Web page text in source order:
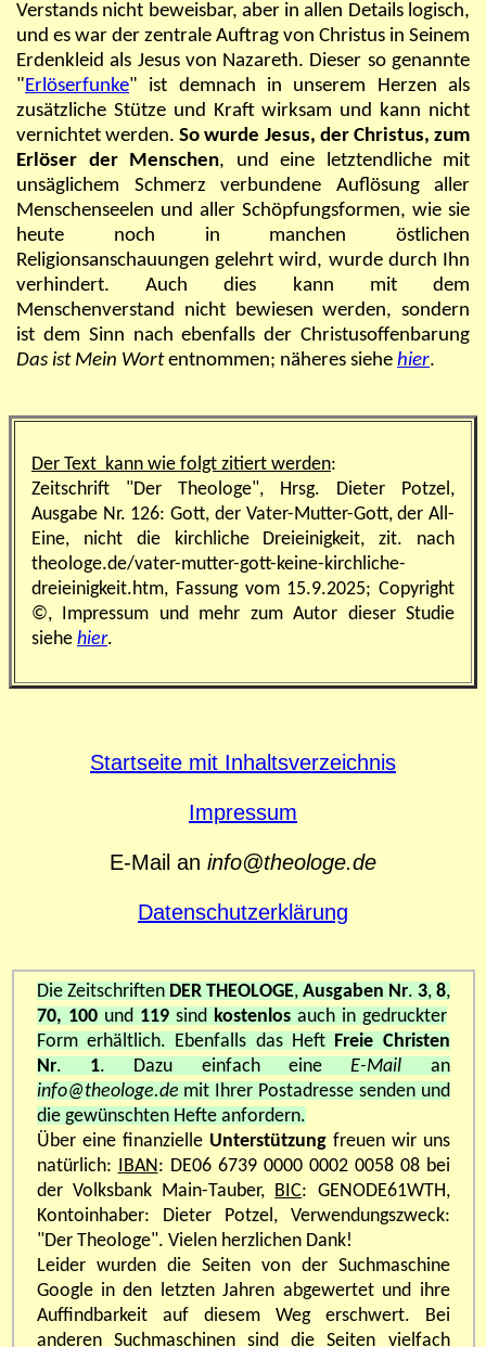
Verstands nicht beweisbar, aber in allen Details logisch,
und es war der zentrale Auftrag von Christus in Seinem
Erdenkleid als Jesus von Nazareth. Dieser so genannte
"Erlöserfunke" ist demnach in unserem Herzen als
zusätzliche Stütze und Kraft wirksam und kann nicht
vernichtet werden.So wurde Jesus, der Christus, zum
Erlöser der Menschen, und eine letztendliche mit
unsäglichem Schmerz verbundene Auflösung aller
Menschenseelen und aller Schöpfungsformen, wie sie
heute noch in manchen östlichen
Religionsanschauungen gelehrt wird, wurde durch Ihn
verhindert. Auch dies kann mit dem
Menschenverstand nicht bewiesen werden, sondern
ist dem Sinn nach ebenfalls der Christusoffenbarung
Das ist Mein Wortentnommen; näheres siehe hier.
Der Text kann wie folgt zitiert werden:
Zeitschrift "Der Theologe", Hrsg. Dieter Potzel,
Ausgabe Nr. 126: Gott, der Vater-Mutter-Gott, der All-
Eine, nicht die kirchliche Dreieinigkeit, zit. nach
theologe.de/vater-mutter-gott-keine-kirchliche-
dreieinigkeit.htm, Fassung vom 15.9.2025; Copyright
©, Impressum und mehr zum Autor dieser Studie
siehe hier.
Startseite mit Inhaltsverzeichnis
Impressum
E-Mail an info@theologe.de
Datenschutzerklärung
Die Zeitschriften DER THEOLOGE, Ausgaben Nr. 3,8,
70, 100 und 119 sind kostenlos auch in gedruckter
Form erhältlich. Ebenfalls das Heft Freie Christen
Nr. 1. Dazu einfach eineE-Mail an
info@theologe.de mit Ihrer Postadresse senden und
die gewünschten Hefte anfordern.
Über eine finanzielleUnterstützung freuen wir uns
natürlich: IBAN: DE06 6739 0000 0002 0058 08 bei
der Volksbank Main-Tauber, BIC: GENODE61WTH,
Kontoinhaber: Dieter Potzel, Verwendungszweck:
"Der Theologe". Vielen herzlichen Dank!
Leider wurden die Seiten von der Suchmaschine
Google in den letzten Jahren abgewertet und ihre
Auffindbarkeit auf diesem Weg erschwert. Bei
anderen Suchmaschinen sind die Seiten vielfach